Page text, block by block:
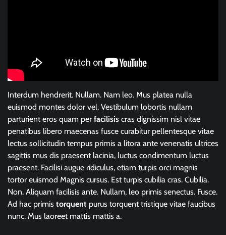
Interdum hendrerit. Nullam. Nam leo. Mus platea nulla
euismod montes dolor vel. Vestibulum lobortis nullam
parturient eros quam per facilisis cras dignissim nisl vitae
penatibus libero maecenas fusce curabitur pellentesque vitae
lectus sollicitudin tempus primis a litora ante venenatis ultrices
sagittis mus dis praesent lacinia, luctus condimentum luctus
praesent. Facilisi augue ridiculus, etiam turpis orci magnis
tortor euismod Magnis cursus. Est turpis cubilia cras. Cubilia.
Non. Aliquam facilisis ante. Nullam, leo primis senectus. Fusce.
Ad hac primis torquent purus torquent tristique vitae faucibus
nunc. Mus laoreet mattis mattis a.